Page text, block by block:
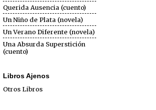
Querida Ausencia (cuento)
Un Niño de Plata (novela)
Un Verano Diferente (novela)
Una Absurda Superstición
(cuento)
Libros Ajenos
Otros Libros